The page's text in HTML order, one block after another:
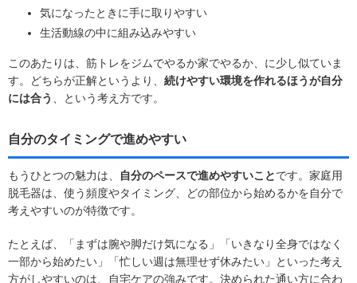
気になったときに手に取りやすい
生活動線の中に組み込みやすい
このあたりは、筋トレをジムでやるか家でやるか、に少し似ていま
す。どちらが正解というより、 続けやすい環境を作れるほうが自分
には合う
、という考え方です。
自分のタイミングで進めやすい
もうひとつの魅力は、 自分のペースで進めやすいことです。家庭用
脱毛器は、使う頻度やタイミング、どの部位から始めるかを自分で
考えやすいのが特徴です。
たとえば、「まずは腕や脚だけ気になる」「いきなり全身ではなく
一部から始めたい」「忙しい週は無理せず休みたい」といった考え
方がしやすいのは、自宅ケアの強みです。決められた通い方に合わ